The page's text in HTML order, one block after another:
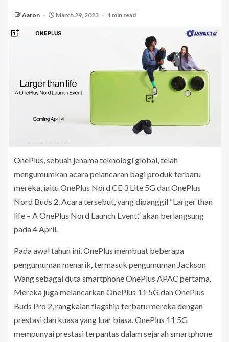
Aaron March 29, 2023 1 min read
OnePlus, sebuah jenama teknologi global, telah
mengumumkan acara pelancaran bagi produk terbaru
mereka, iaitu OnePlus Nord CE 3 Lite 5G dan OnePlus
Nord Buds 2. Acara tersebut, yang dipanggil “Larger than
life – A OnePlus Nord Launch Event,” akan berlangsung
pada 4 April.
Pada awal tahun ini, OnePlus membuat beberapa
pengumuman menarik, termasuk pengumuman Jackson
Wang sebagai duta smartphone OnePlus APAC pertama.
Mereka juga melancarkan OnePlus 11 5G dan OnePlus
Buds Pro 2, rangkaian flagship terbaru mereka dengan
prestasi dan kuasa yang luar biasa. OnePlus 11 5G
mempunyai prestasi terpantas dalam sejarah smartphone